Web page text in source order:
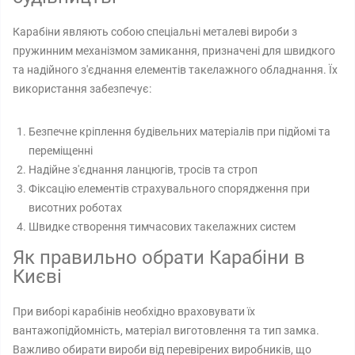
Карабіни являють собою спеціальні металеві вироби з
пружинним механізмом замикання, призначені для швидкого
та надійного з'єднання елементів такелажного обладнання. Їх
використання забезпечує:
Безпечне кріплення будівельних матеріалів при підйомі та
переміщенні
Надійне з'єднання ланцюгів, тросів та строп
Фіксацію елементів страхувального спорядження при
висотних роботах
Швидке створення тимчасових такелажних систем
Як правильно обрати Карабіни в
Києві
При виборі карабінів необхідно враховувати їх
вантажопідйомність, матеріал виготовлення та тип замка.
Важливо обирати вироби від перевірених виробників, що